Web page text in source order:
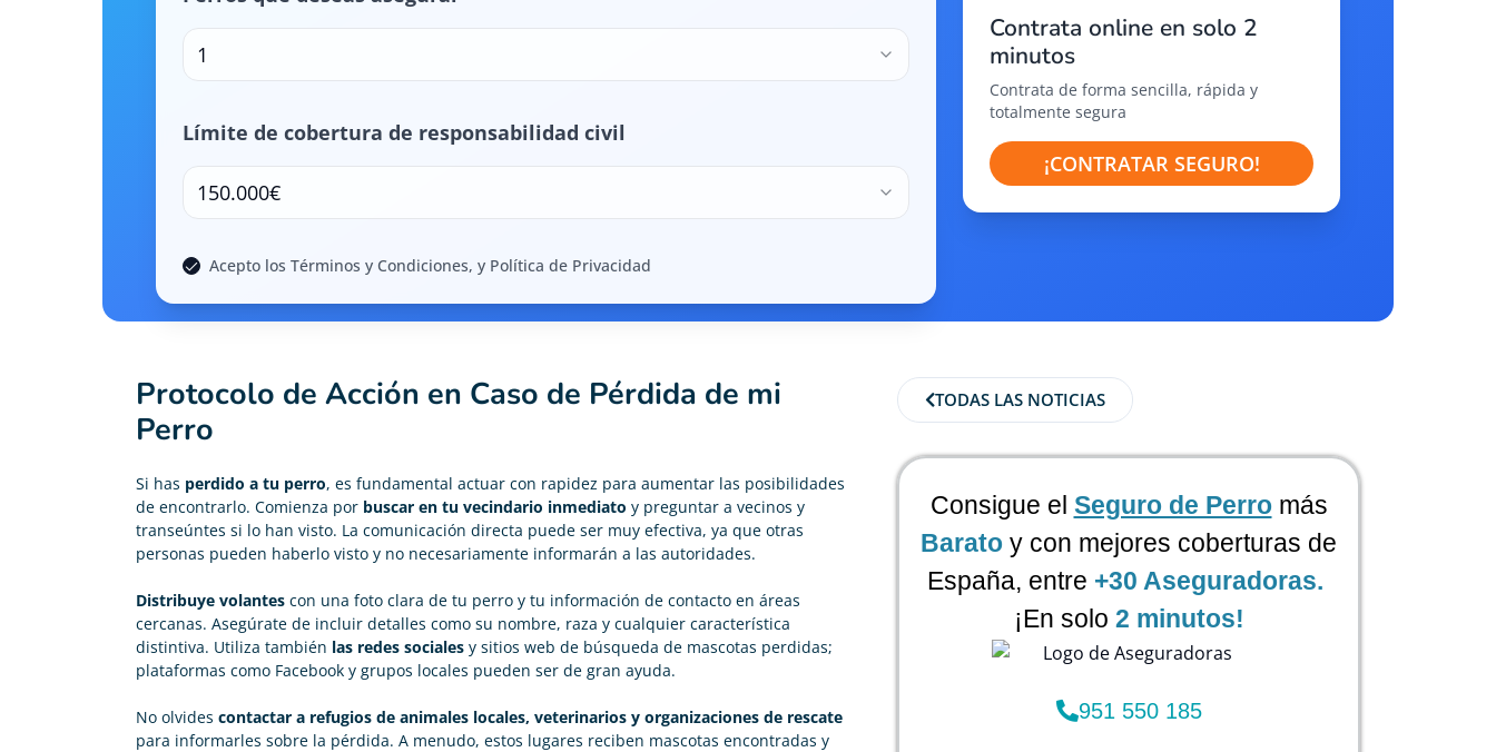
1
Límite de cobertura de responsabilidad civil
150.000€
Acepto los Términos y Condiciones, y Política de Privacidad
Contrata online en solo 2
minutos
Contrata de forma sencilla, rápida y
totalmente segura
¡CONTRATAR SEGURO!
Protocolo de Acción en Caso de Pérdida de mi
Perro
Si has perdido a tu perro, es fundamental actuar con rapidez para aumentar las posibilidades
de encontrarlo. Comienza por buscar en tu vecindario inmediato y preguntar a vecinos y
transeúntes si lo han visto. La comunicación directa puede ser muy efectiva, ya que otras
personas pueden haberlo visto y no necesariamente informarán a las autoridades.
Distribuye volantes con una foto clara de tu perro y tu información de contacto en áreas
cercanas. Asegúrate de incluir detalles como su nombre, raza y cualquier característica
distintiva. Utiliza también las redes sociales y sitios web de búsqueda de mascotas perdidas;
plataformas como Facebook y grupos locales pueden ser de gran ayuda.
No olvides contactar a refugios de animales locales, veterinarios y organizaciones de rescate
para informarles sobre la pérdida. A menudo, estos lugares reciben mascotas encontradas y
TODAS LAS NOTICIAS
Consigue el Seguro de Perromás
Barato y con mejores coberturas de
España, entre +30 Aseguradoras.
¡En solo 2 minutos!
951 550 185